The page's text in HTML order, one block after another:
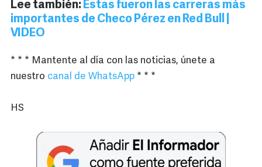
Lee también: Estas fueron las carreras más
importantes de Checo Pérez en Red Bull |
VIDEO
* * * Mantente al día con las noticias, únete a
nuestro canal de WhatsApp * * *
HS